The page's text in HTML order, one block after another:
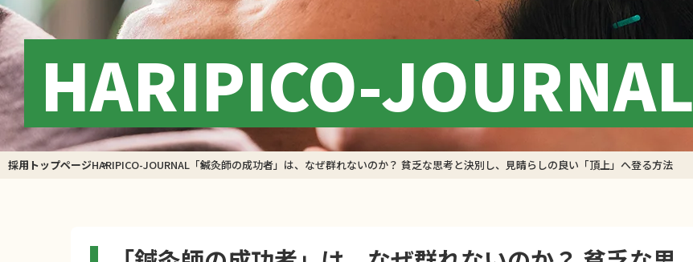
HARIPICO-JOURNAL
採用トップページHARIPICO-JOURNAL 「鍼灸師の成功者」は、なぜ群れないのか？ 貧乏な思考と決別し、見晴らしの良い「頂上」へ登る方法